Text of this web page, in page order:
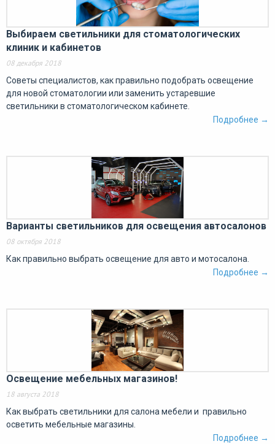
Выбираем светильники для стоматологических
клиник и кабинетов
08 декабря 2018
Советы специалистов, как правильно подобрать освещение
для новой стоматологии или заменить устаревшие
светильники в стоматологическом кабинете.
Подробнее →
Варианты светильников для освещения автосалонов
08 октября 2018
Как правильно выбрать освещение для авто и мотосалона.
Подробнее →
Освещение мебельных магазинов!
18 августа 2018
Как выбрать светильники для салона мебели и правильно
осветить мебельные магазины.
Подробнее →